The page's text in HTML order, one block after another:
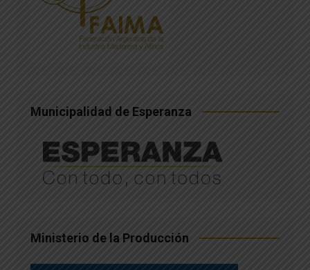
Municipalidad de Esperanza
Ministerio de la Producción